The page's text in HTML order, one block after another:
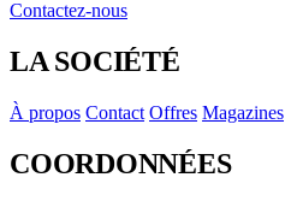
Contactez-nous
LA SOCIÉTÉ
À propos Contact Offres Magazines
COORDONNÉES